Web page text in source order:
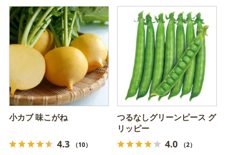
小カブ 味こがね
4.3 （10）
つるなしグリーンピース グ
リッピー
4.0 （2）